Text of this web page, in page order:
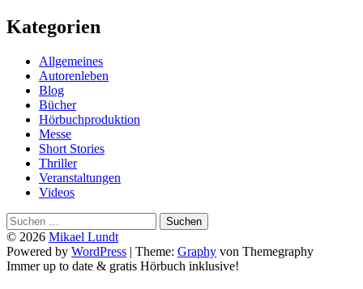
Kategorien
Allgemeines
Autorenleben
Blog
Bücher
Hörbuchproduktion
Messe
Short Stories
Thriller
Veranstaltungen
Videos
Suchen
nach:
© 2026 Mikael Lundt
Powered by WordPress | Theme: Graphy von Themegraphy
Immer up to date & gratis Hörbuch inklusive!